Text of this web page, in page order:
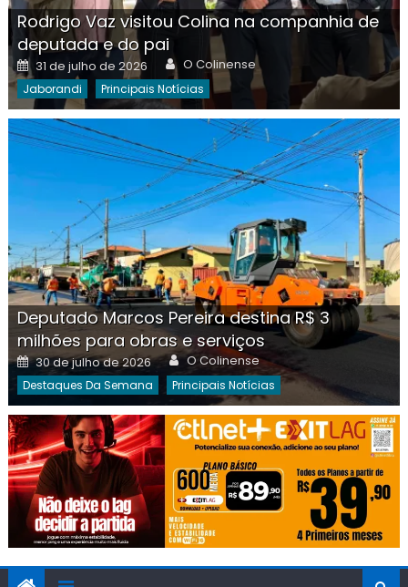
Rodrigo Vaz visitou Colina na companhia de
deputada e do pai
Posted
on
31 de julho de 2026 Author
O Colinense
Jaborandi Principais Notícias
Deputado Marcos Pereira destina R$ 3
milhões para obras e serviços
Posted
on
30 de julho de 2026 Author
O Colinense
Destaques Da Semana Principais Notícias